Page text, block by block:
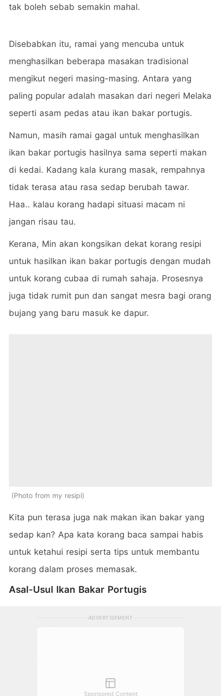
tak boleh sebab semakin mahal.
Disebabkan itu, ramai yang mencuba untuk
menghasilkan beberapa masakan tradisional
mengikut negeri masing-masing. Antara yang
paling popular adalah masakan dari negeri Melaka
seperti asam pedas atau ikan bakar portugis.
Namun, masih ramai gagal untuk menghasilkan
ikan bakar portugis hasilnya sama seperti makan
di kedai. Kadang kala kurang masak, rempahnya
tidak terasa atau rasa sedap berubah tawar.
Haa.. kalau korang hadapi situasi macam ni
jangan risau tau.
Kerana, Min akan kongsikan dekat korang resipi
untuk hasilkan ikan bakar portugis dengan mudah
untuk korang cubaa di rumah sahaja. Prosesnya
juga tidak rumit pun dan sangat mesra bagi orang
bujang yang baru masuk ke dapur.
Photo from my resipi
Kita pun terasa juga nak makan ikan bakar yang
sedap kan? Apa kata korang baca sampai habis
untuk ketahui resipi serta tips untuk membantu
korang dalam proses memasak.
Asal-Usul Ikan Bakar Portugis
ADVERTISEMENT
Sponsored Content